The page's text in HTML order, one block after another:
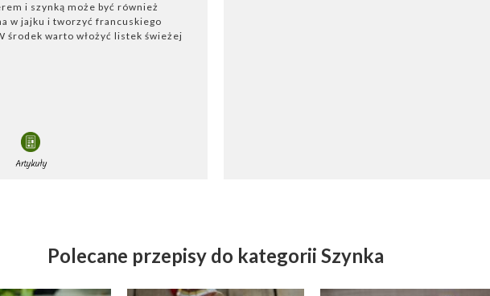
i szynką może być również
w jajku i tworzyć francuskiego
środek warto włożyć listek świeżej
Artykuły
Polecane przepisy do kategorii Szynka